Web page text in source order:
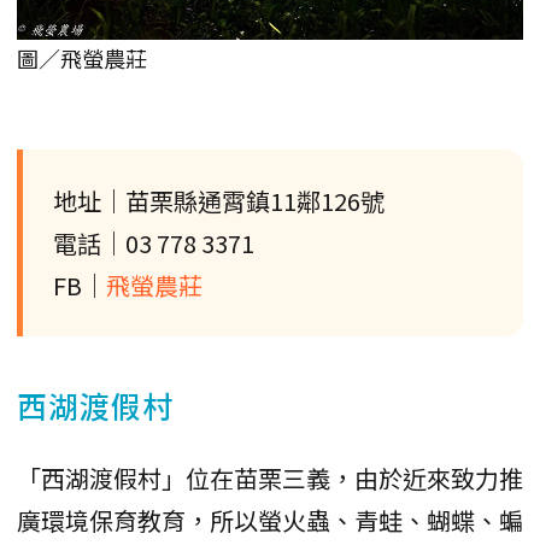
圖／飛螢農莊
地址｜苗栗縣通霄鎮11鄰126號
電話｜03 778 3371
FB｜ 飛螢農莊
西湖渡假村
「西湖渡假村」位在苗栗三義，由於近來致力推
廣環境保育教育，所以螢火蟲、青蛙、蝴蝶、蝙